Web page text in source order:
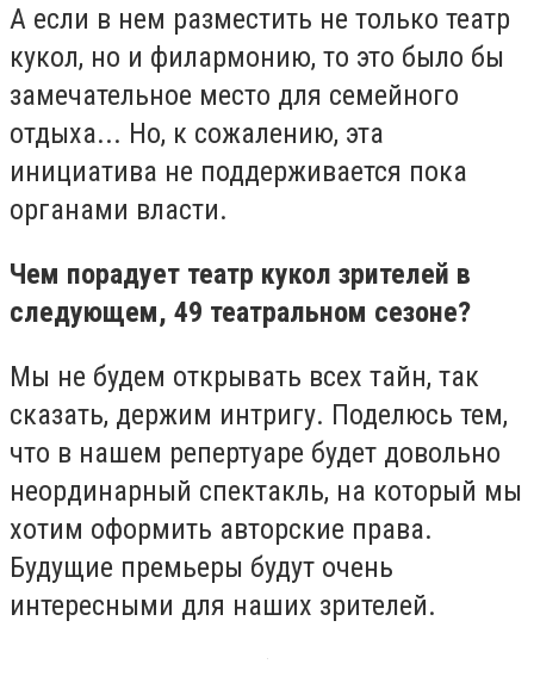
А если в нем разместить не только театр
кукол, но и филармонию, то это было бы
замечательное место для семейного
отдыха... Но, к сожалению, эта
инициатива не поддерживается пока
органами власти.
Чем порадует театр кукол зрителей в
следующем, 49 театральном сезоне?
Мы не будем открывать всех тайн, так
сказать, держим интригу. Поделюсь тем,
что в нашем репертуаре будет довольно
неординарный спектакль, на который мы
хотим оформить авторские права.
Будущие премьеры будут очень
интересными для наших зрителей.